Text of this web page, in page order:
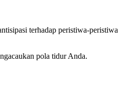
terhadap peristiwa-peristiwa
pola tidur Anda.